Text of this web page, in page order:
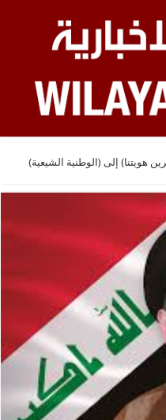
هويتنا) إلى (الوطنية الشيعية)